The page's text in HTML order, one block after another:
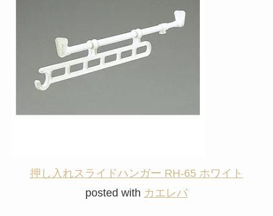
押し入れスライドハンガー RH-65 ホワイト
posted with カエレバ